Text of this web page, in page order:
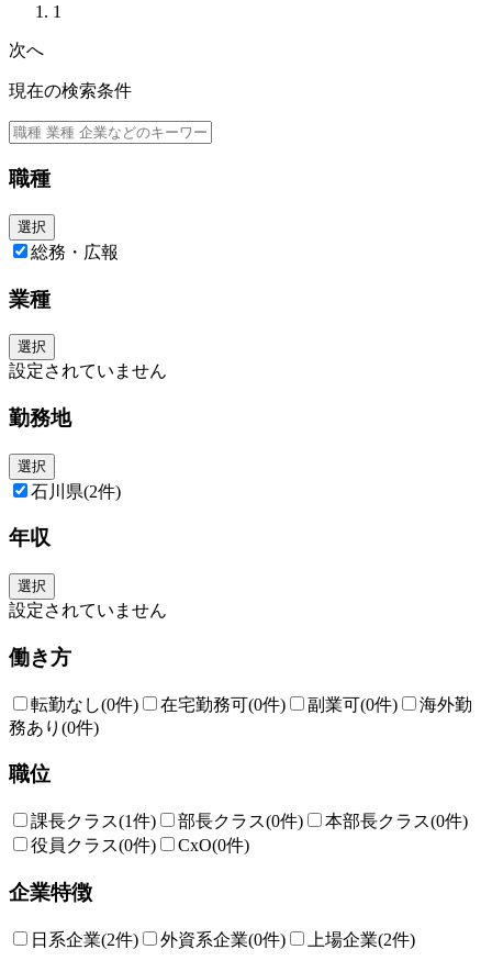
1
次へ
現在の検索条件
職種
選択
総務・広報
業種
選択
設定されていません
勤務地
選択
石川県(2件)
年収
選択
設定されていません
働き方
転勤なし(0件) 在宅勤務可(0件) 副業可(0件)
海外勤
務あり (0件)
職位
課長クラス(1件) 部長クラス(0件) 本部長クラス(0件)
役員クラス(0件) CxO(0件)
企業特徴
日系企業(2件) 外資系企業(0件) 上場企業(2件)